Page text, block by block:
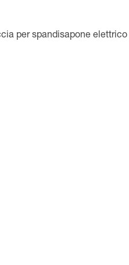
per spandisapone elettrico